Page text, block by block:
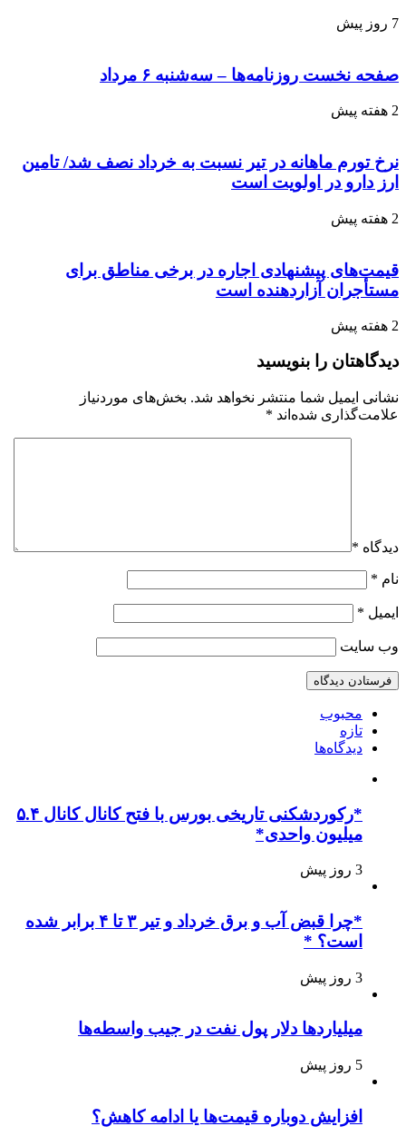
7 روز پیش
صفحه نخست روزنامه‌ها – سه‌شنبه ۶ مرداد
2 هفته پیش
نرخ تورم ماهانه در تیر نسبت به خرداد نصف شد/ تامین
ارز دارو در اولویت است
2 هفته پیش
قیمت‌های پیشنهادی اجاره در برخی مناطق برای
مستأجران آزاردهنده است
2 هفته پیش
دیدگاهتان را بنویسید
نشانی ایمیل شما منتشر نخواهد شد. بخش‌های موردنیاز
علامت‌گذاری شده‌اند *
دیدگاه *
نام *
ایمیل *
وب‌ سایت
محبوب
تازه
دیدگاه‌ها
*رکوردشکنی تاریخی بورس با فتح کانال کانال ۵.۴
میلیون واحدی*
3 روز پیش
*چرا قبض آب و برق خرداد و تیر ۳ تا ۴ برابر شده
است؟ *
3 روز پیش
میلیاردها دلار پول نفت در جیب واسطه‌ها
5 روز پیش
افزایش دوباره قیمت‌ها یا ادامه کاهش؟